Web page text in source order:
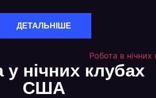
ДЕТАЛЬНІШЕ
у нічних клубах
США